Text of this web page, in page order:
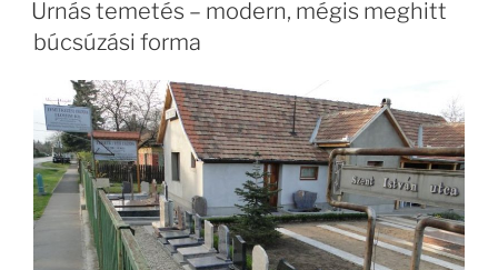
Urnás temetés – modern, mégis meghitt
búcsúzási forma